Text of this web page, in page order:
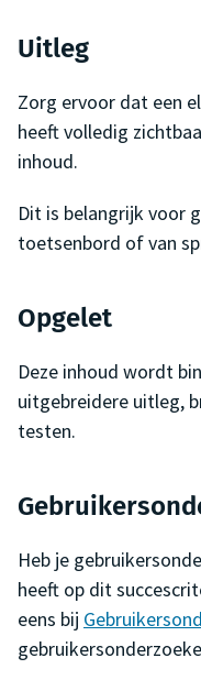
Uitleg
Zorg ervoor dat een
heeft volledig
inhoud.
Dit is belangrijk voor
toetsenbord of van
Opgelet
Deze inhoud wordt
uitgebreidere uitleg,
testen.
Heb je
heeft op dit
eens bij